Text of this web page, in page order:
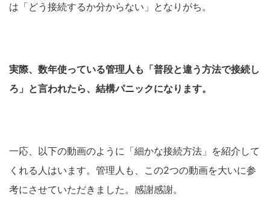
は「どう接続するか分からない」となりがち。
実際、数年使っている管理人も「普段と違う方法で接続し
ろ」と言われたら、結構パニックになります。
一応、以下の動画のように「細かな接続方法」を紹介して
くれる人はいます。管理人も、この2つの動画を大いに参
考にさせていただきました。 感謝感謝。